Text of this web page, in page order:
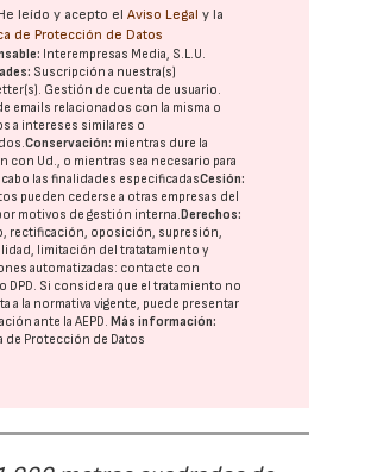
leído y acepto elAviso Legal y la
de Protección de Datos
Interempresas Media, S.L.U.
Suscripción a nuestra(s)
Gestión de cuenta de usuario.
emails relacionados con la misma o
a intereses similares o
Conservación: mientras dure la
con Ud., o mientras sea necesario para
cabo las finalidades especificadasCesión:
pueden cederse a otras empresas del
motivos de gestión interna.Derechos:
rectificación, oposición, supresión,
limitación del tratatamiento y
automatizadas: contacte con
DPD . Si considera que el tratamiento no
a la normativa vigente, puede presentar
ante laAEPD .Más información:
de Protección de Datos